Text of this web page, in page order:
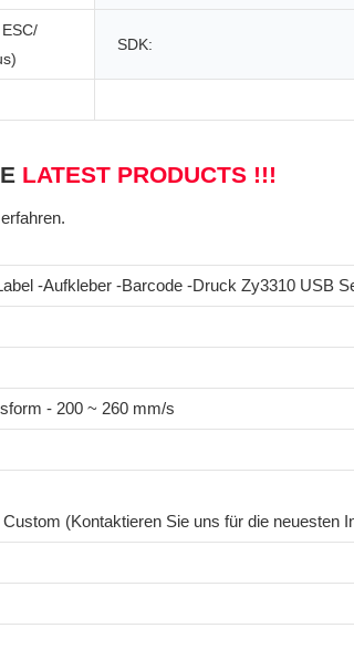
SDK:
LATEST PRODUCTS !!!
-Aufkleber -Barcode -Druck Zy3310 USB
- 200 ~ 260 mm/s
(Kontaktieren Sie uns für die neuesten